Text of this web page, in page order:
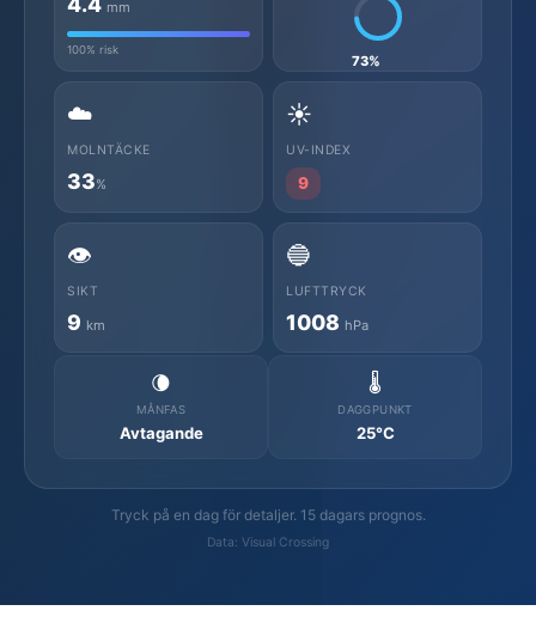
mm
100% risk
73%
☁️
MOLNTÄCKE
33%
☀️
UV-INDEX
9
👁️
SIKT
9 km
🔵
LUFTTRYCK
1008 hPa
🌘
MÅNFAS
Avtagande
🌡️
DAGGPUNKT
25°C
Tryck på en dag för detaljer. 15 dagars prognos.
Data: Visual Crossing